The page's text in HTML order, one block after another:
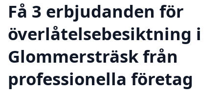
Få 3 erbjudanden för
överlåtelsebesiktning i
Glommersträsk från
professionella företag